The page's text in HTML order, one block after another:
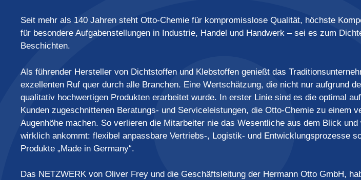
Seit mehr als 140 Jahren steht Otto-Chemie für kompromisslose Qualität, höchste
für besondere Aufgabenstellungen in Industrie, Handel und Handwerk – sei es zum
Beschichten.
Als führender Hersteller von Dichtstoffen und Klebstoffen genießt das
exzellenten Ruf quer durch alle Branchen. Eine Wertschätzung, die nicht nur aufgrund
qualitativ hochwertigen Produkten erarbeitet wurde. In erster Linie sind es die optimal
Kunden zugeschnittenen Beratungs- und Serviceleistungen, die Otto-Chemie zu einem
Augenhöhe machen. So verlieren die Mitarbeiter nie das Wesentliche aus dem Blick
wirklich ankommt: flexibel anpassbare Vertriebs-, Logistik- und Entwicklungsprozesse
Produkte „Made in Germany“.
Das NETZWERK von Oliver Frey und die Geschäftsleitung der Hermann Otto GmbH,